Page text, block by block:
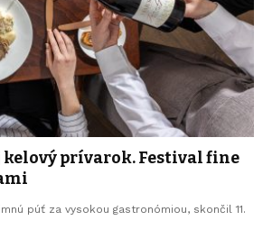
kelový prívarok. Festival fine
púť za vysokou gastronómiou, skončil 11.